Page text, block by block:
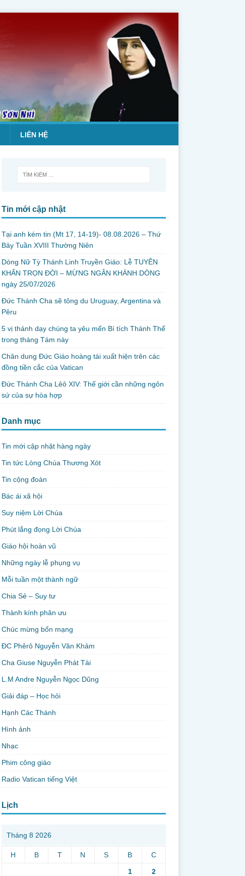
LIÊN HỆ
Tin mới cập nhật
Tại anh kém tin (Mt 17, 14-19)- 08.08.2026 – Thứ
Bảy Tuần XVIII Thường Niên
Dòng Nữ Tỳ Thánh Linh Truyền Giáo: Lễ TUYÊN
KHẤN TRỌN ĐỜI – MỪNG NGÂN KHÁNH DÒNG
ngày 25/07/2026
Đức Thánh Cha sẽ tông du Uruguay, Argentina và
Pêru
5 vị thánh dạy chúng ta yêu mến Bí tích Thánh Thể
trong tháng Tám này
Chân dung Đức Giáo hoàng tái xuất hiện trên các
đồng tiền cắc của Vatican
Đức Thánh Cha Lêô XIV: Thế giới cần những ngôn
sứ của sự hòa hợp
Danh mục
Tin mới cập nhật hàng ngày
Tin tức Lòng Chúa Thương Xót
Tin cộng đoàn
Bác ái xã hội
Suy niệm Lời Chúa
Phút lắng đọng Lời Chúa
Giáo hội hoàn vũ
Những ngày lễ phụng vụ
Mỗi tuần một thành ngữ
Chia Sẻ – Suy tư
Thành kính phân ưu
Chúc mừng bổn mạng
ĐC Phêrô Nguyễn Văn Khảm
Cha Giuse Nguyễn Phát Tài
L.M Andre Nguyễn Ngọc Dũng
Giải đáp – Học hỏi
Hạnh Các Thánh
Hình ảnh
Nhạc
Phim công giáo
Radio Vatican tiếng Việt
Lịch
Tháng 8 2026
H B T N S B C
1 2